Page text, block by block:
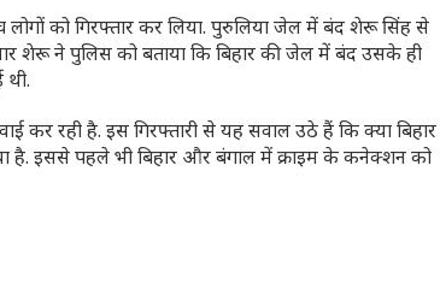
को गिरफ्तार कर लिया. पुरुलिया जेल में बंद शेरू सिंह से
शेरू ने पुलिस को बताया कि बिहार की जेल में बंद उसके ही
थी.
कर रही है. इस गिरफ्तारी से यह सवाल उठे हैं कि क्या बिहार
है. इससे पहले भी बिहार और बंगाल में क्राइम के कनेक्शन को